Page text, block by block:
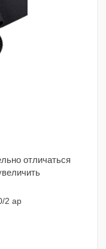
отличаться
2 ар